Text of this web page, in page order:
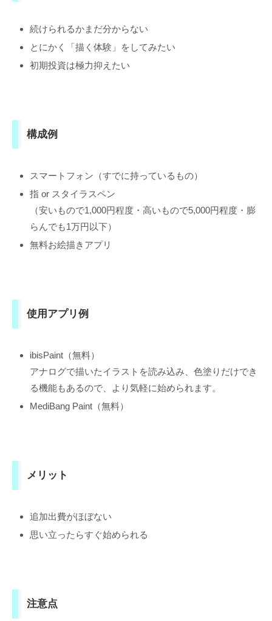
続けられるかまだ分からない
とにかく「描く体験」をしてみたい
初期投資は極力抑えたい
構成例
スマートフォン（すでに持っているもの）
指 or スタイラスペン
（安いもので1,000円程度・高いもので5,000円程度・膨
らんでも1万円以下）
無料お絵描きアプリ
使用アプリ例
ibisPaint（無料）
アナログで描いたイラストを読み込み、色塗りだけでき
る機能もあるので、より気軽に始められます。
MediBang Paint（無料）
メリット
追加出費がほぼない
思い立ったらすぐ始められる
注意点